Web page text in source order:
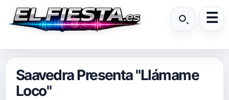
Saavedra Presenta "Llámame
Loco"